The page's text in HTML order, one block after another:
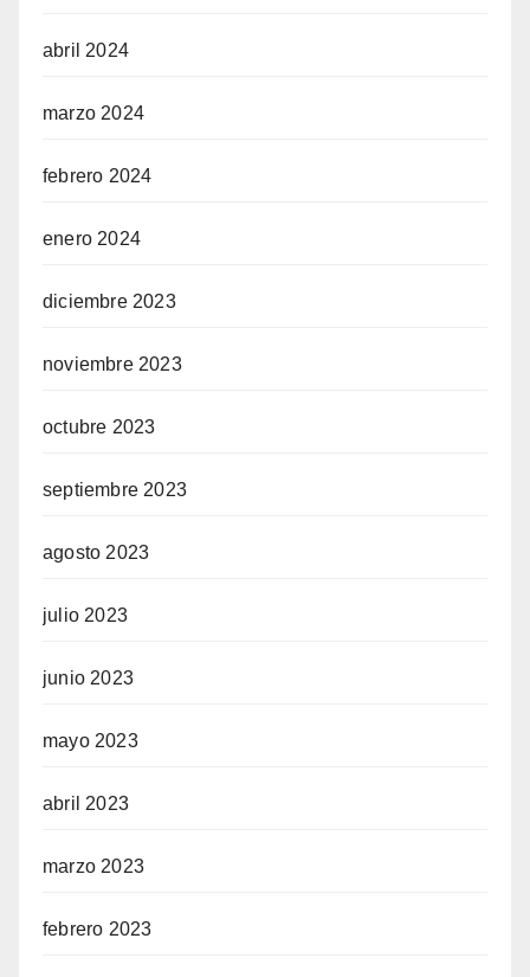
abril 2024
marzo 2024
febrero 2024
enero 2024
diciembre 2023
noviembre 2023
octubre 2023
septiembre 2023
agosto 2023
julio 2023
junio 2023
mayo 2023
abril 2023
marzo 2023
febrero 2023